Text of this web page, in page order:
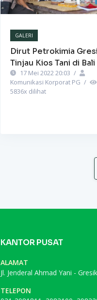
GALERI
Dirut Petrokimia
Tinjau Kios Tani di Bali
17 Mei 2022 20:03 /
Komunikasi Korporat PG /
5836x dilihat
KANTOR PUSAT
ALAMAT
Jl. Jenderal Ahmad Yani -
TELEPON